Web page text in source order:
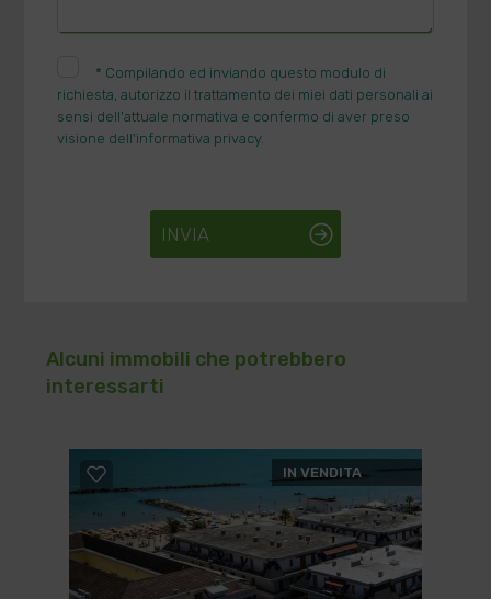
* Compilando ed inviando questo modulo di
richiesta, autorizzo il trattamento dei miei dati personali ai
sensi dell'attuale normativa e confermo di aver preso
visione dell'informativa privacy.
INVIA
Alcuni immobili che potrebbero
interessarti
IN VENDITA